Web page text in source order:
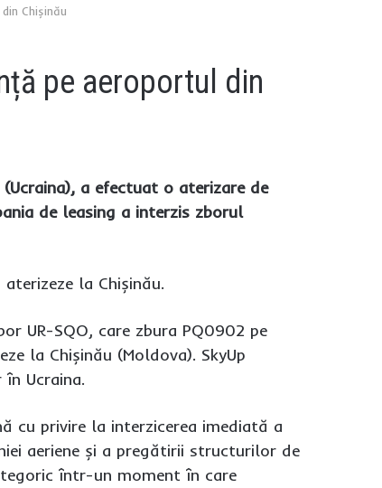
Chișinău
pe aeroportul din
a efectuat o aterizare de
de leasing a interzis zborul
la Chișinău.
UR-SQO, care zbura PQ0902 pe
la Chișinău (Moldova). SkyUp
Ucraina.
cu privire la interzicerea imediată a
aeriene și a pregătirii structurilor de
într-un moment în care